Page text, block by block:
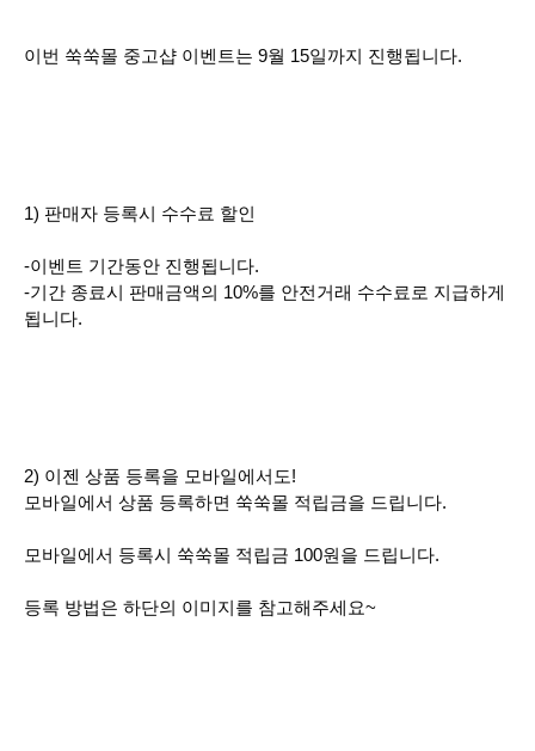
이번 쑥쑥몰 중고샵 이벤트는 9월 15일까지 진행됩니다.
1) 판매자 등록시 수수료 할인
-이벤트 기간동안 진행됩니다.
-기간 종료시 판매금액의 10%를 안전거래 수수료로 지급하게
됩니다.
2) 이젠 상품 등록을 모바일에서도!
모바일에서 상품 등록하면 쑥쑥몰 적립금을 드립니다.
모바일에서 등록시 쑥쑥몰 적립금 100원을 드립니다.
등록 방법은 하단의 이미지를 참고해주세요~